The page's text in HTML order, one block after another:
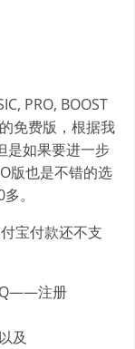
PRO, BOOST
免费版，根据我
是如果要进一步
版也是不错的选
。
宝付款还不支
及